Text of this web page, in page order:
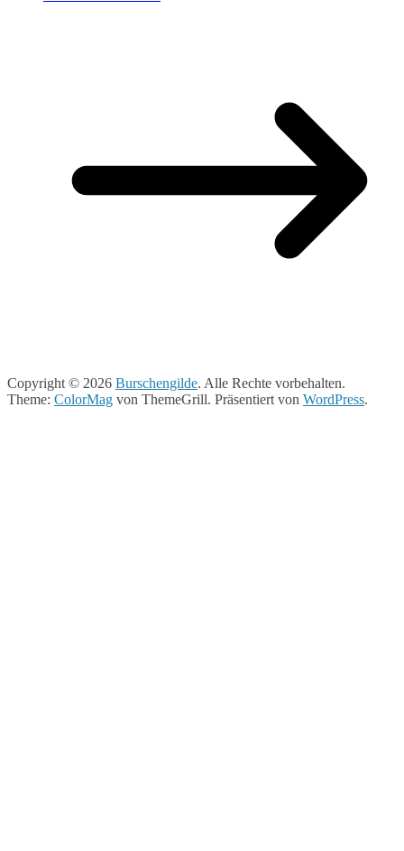
Copyright © 2026 Burschengilde. Alle Rechte vorbehalten.
Theme: ColorMag von ThemeGrill. Präsentiert von WordPress.